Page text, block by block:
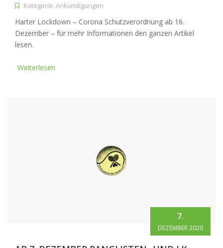
Kategorie: Ankündigungen
Harter Lockdown – Corona Schutzverordnung ab 16.
Dezember – für mehr Informationen den ganzen Artikel
lesen.
Weiterlesen
7.
DEZEMBER 2020